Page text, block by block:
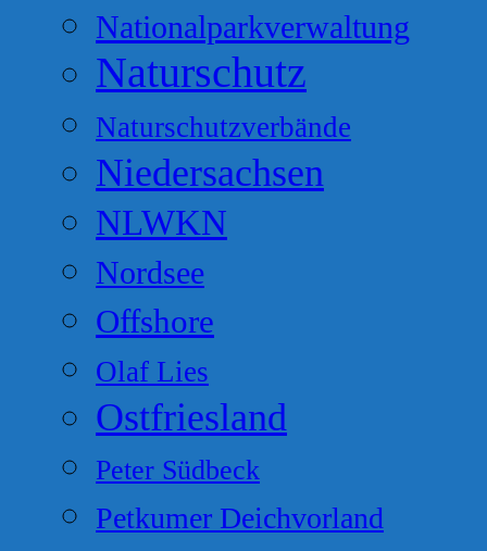
Nationalparkverwaltung
Naturschutz
Naturschutzverbände
Niedersachsen
NLWKN
Nordsee
Offshore
Olaf Lies
Ostfriesland
Peter Südbeck
Petkumer Deichvorland